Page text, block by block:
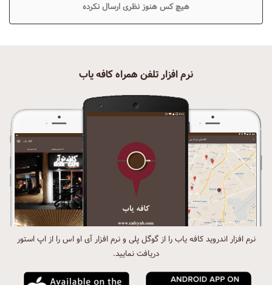
هیچ کس هنوز نظری ارسال نکرده
نرم افزار تلفن همراه کافه یاب
نرم افزار اندروید کافه یاب را از گوگل پلی و نرم افزار آی او اس را از اپ استور
دریافت نمایید.